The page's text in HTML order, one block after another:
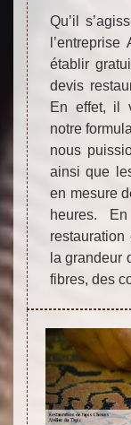
Qu’il
établir
devis
En effet, il
notre
nous
ainsi que
en mesure
heures.
la grandeur
fibres, des